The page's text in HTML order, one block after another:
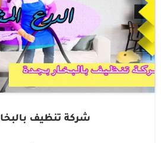
شركة تنظيف